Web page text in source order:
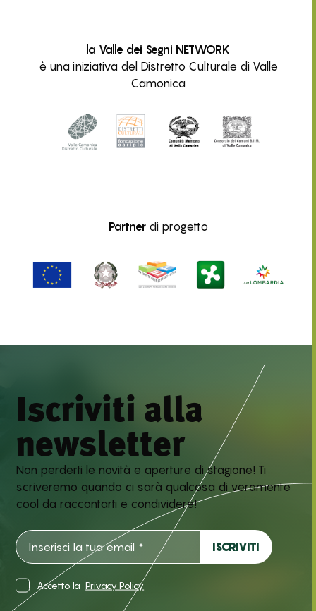
la Valle dei Segni NETWORK
è una iniziativa del Distretto Culturale di Valle
Camonica
Partnerdi progetto
Iscriviti alla
newsletter
Non perderti le novità e aperture di stagione! Ti
scriveremo quando ci sarà qualcosa di veramente
cool da raccontarti e condividere!
Accetto la Privacy Policy